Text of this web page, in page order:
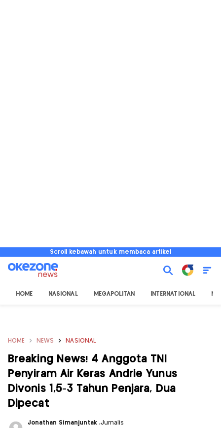
Scroll kebawah untuk membaca artikel
HOME NASIONAL MEGAPOLITAN INTERNATIONAL
HOME NEWS NASIONAL
Breaking News! 4 Anggota TNI
Penyiram Air Keras Andrie Yunus
Divonis 1,5-3 Tahun Penjara, Dua
Dipecat
Jonathan Simanjuntak,Jurnalis